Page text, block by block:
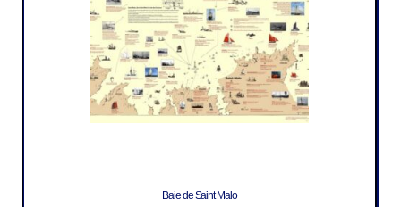
Baie de Saint Malo